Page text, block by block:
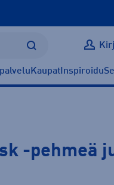
Kaupat Inspiroidu
-pehmeä